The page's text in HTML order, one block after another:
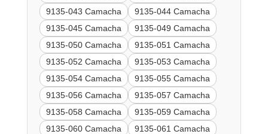
9135-043 Camacha
9135-044 Camacha
9135-045 Camacha
9135-049 Camacha
9135-050 Camacha
9135-051 Camacha
9135-052 Camacha
9135-053 Camacha
9135-054 Camacha
9135-055 Camacha
9135-056 Camacha
9135-057 Camacha
9135-058 Camacha
9135-059 Camacha
9135-060 Camacha
9135-061 Camacha